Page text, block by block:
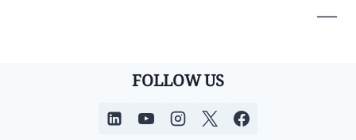
—
FOLLOW US